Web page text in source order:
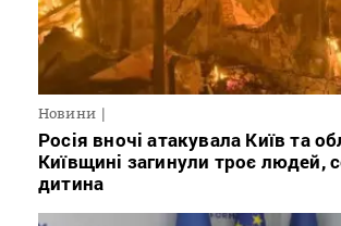
Новини
Росія вночі атакувала Київ та
Київщині загинули троє людей,
дитина